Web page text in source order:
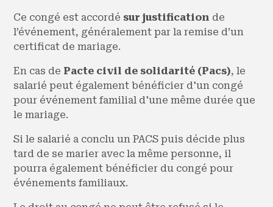
Ce congé est accordé sur justification de
l’événement, généralement par la remise d’un
certificat de mariage.
En cas de Pacte civil de solidarité (Pacs), le
salarié peut également bénéficier d'un congé
pour événement familial d'une même durée que
le mariage.
Si le salarié a conclu un PACS puis décide plus
tard de se marier avec la même personne, il
pourra également bénéficier du congé pour
événements familiaux.